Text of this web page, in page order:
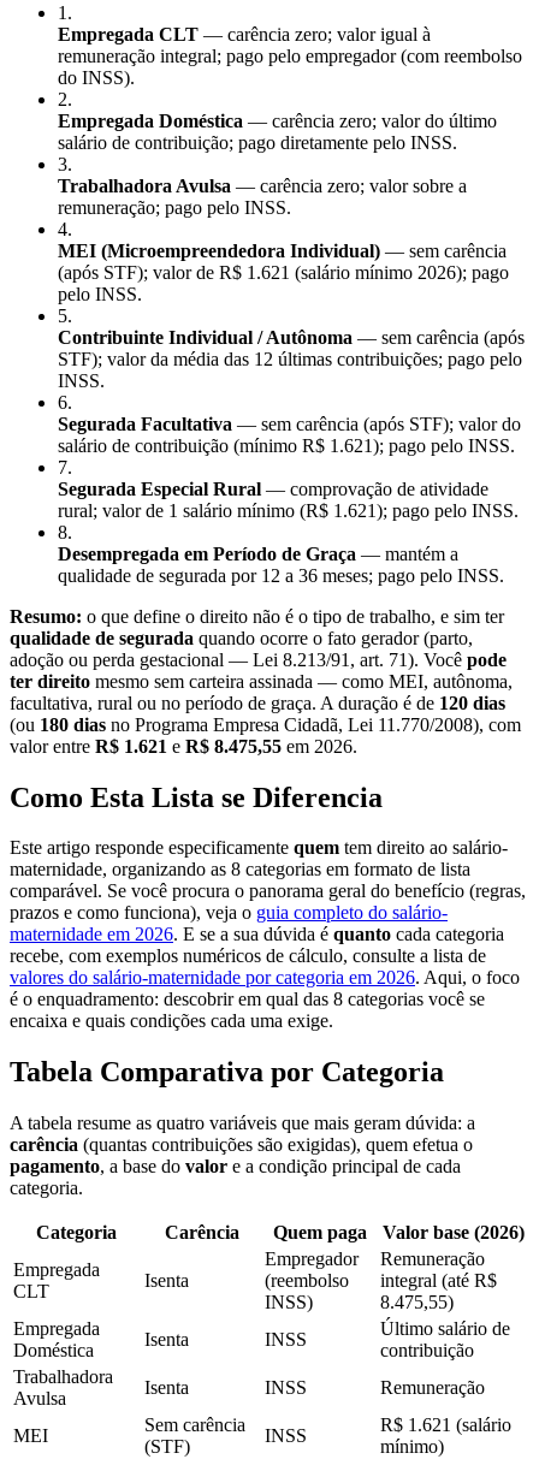
1 .
Empregada CLT — carência zero; valor igual à
remuneração integral; pago pelo empregador (com reembolso
do INSS).
2.
Empregada Doméstica — carência zero; valor do último
salário de contribuição; pago diretamente pelo INSS.
3.
Trabalhadora Avulsa — carência zero; valor sobre a
remuneração; pago pelo INSS.
4.
MEI (Microempreendedora Individual) — sem carência
(após STF); valor de R$ 1.621 (salário mínimo 2026); pago
pelo INSS.
5.
Contribuinte Individual / Autônoma — sem carência (após
STF); valor da média das 12 últimas contribuições; pago pelo
INSS.
6.
Segurada Facultativa — sem carência (após STF); valor do
salário de contribuição (mínimo R$ 1.621); pago pelo INSS.
7.
Segurada Especial Rural — comprovação de atividade
rural; valor de 1 salário mínimo (R$ 1.621); pago pelo INSS.
8.
Desempregada em Período de Graça — mantém a
qualidade de segurada por 12 a 36 meses; pago pelo INSS.
Resumo: o que define o direito não é o tipo de trabalho, e sim ter
qualidade de segurada quando ocorre o fato gerador (parto,
adoção ou perda gestacional — Lei 8.213/91, art. 71). Você pode
ter direito mesmo sem carteira assinada — como MEI, autônoma,
facultativa, rural ou no período de graça. A duração é de 120 dias
(ou 180 dias no Programa Empresa Cidadã, Lei 11.770/2008), com
valor entre R$ 1.621 e R$ 8.475,55 em 2026.
Como Esta Lista se Diferencia
Este artigo responde especificamente quem tem direito ao salário-
maternidade, organizando as 8 categorias em formato de lista
comparável. Se você procura o panorama geral do benefício (regras,
prazos e como funciona), veja o guia completo do salário-
maternidade em 2026. E se a sua dúvida é quanto cada categoria
recebe, com exemplos numéricos de cálculo, consulte a lista de
valores do salário-maternidade por categoria em 2026. Aqui, o foco
é o enquadramento: descobrir em qual das 8 categorias você se
encaixa e quais condições cada uma exige.
Tabela Comparativa por Categoria
A tabela resume as quatro variáveis que mais geram dúvida: a
carência (quantas contribuições são exigidas), quem efetua o
pagamento, a base do valor e a condição principal de cada
categoria.
Categoria Carência Quem paga
Valor base (2026)
Empregada
CLT
Isenta
Empregador
(reembolso
INSS)
Remuneração
integral (até R$
8.475,55)
Empregada
Doméstica
Isenta INSS
Último salário de
contribuição
Trabalhadora
Avulsa
Isenta INSS Remuneração
MEI
Sem carência
(STF)
INSS
R$ 1.621 (salário
mínimo)